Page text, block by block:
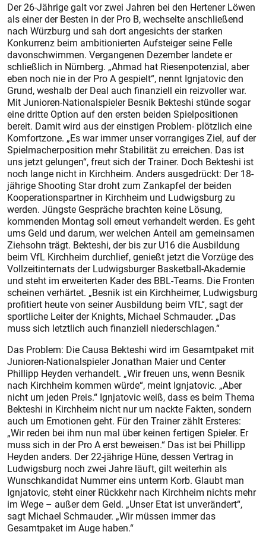
Der 26-Jährige galt vor zwei Jahren bei den Hertener Löwen
als einer der Besten in der Pro B, wechselte anschließend
nach Würzburg und sah dort angesichts der starken
Konkurrenz beim ambitionierten Aufsteiger seine Felle
davonschwimmen. Vergangenen Dezember landete er
schließlich in Nürnberg. „Ahmad hat Riesenpotenzial, aber
eben noch nie in der Pro A gespielt“, nennt Ignjatovic den
Grund, weshalb der Deal auch finanziell ein reizvoller war.
Mit Junioren-Nationalspieler Besnik Bekteshi stünde sogar
eine dritte Option auf den ers­ten beiden Spielpositionen
bereit. Damit wird aus der einstigen Problem- plötzlich eine
Komfortzone. „Es war immer unser vorrangiges Ziel, auf der
Spielmacherposition mehr Stabilität zu erreichen. Das ist
uns jetzt gelungen“, freut sich der Trainer. Doch Bekteshi ist
noch lange nicht in Kirchheim. Anders ausgedrückt: Der 18-
jährige Shooting Star droht zum Zankapfel der beiden
Kooperationspartner in Kirchheim und Ludwigsburg zu
werden. Jüngste Gespräche brachten keine Lösung,
kommenden Montag soll erneut verhandelt werden. Es geht
ums Geld und darum, wer welchen Anteil am gemeinsamen
Ziehsohn trägt. Bekteshi, der bis zur U16 die Ausbildung
beim VfL Kirchheim durchlief, genießt jetzt die Vorzüge des
Vollzeit­internats der Ludwigsburger Basketball-Akademie
und steht im erweiterten Kader des BBL-Teams. Die Fronten
scheinen verhärtet. „Besnik ist ein Kirchheimer, Ludwigsburg
profitiert heute von seiner Ausbildung beim VfL“, sagt der
sportliche Leiter der Knights, Michael Schmauder. „Das
muss sich letztlich auch finanziell niederschlagen.“
Das Problem: Die Causa Bekteshi wird im Gesamtpaket mit
Junioren-Nationalspieler Jonathan Maier und Center
Phillipp Heyden verhandelt. „Wir freuen uns, wenn Besnik
nach Kirchheim kommen würde“, meint Ignjatovic. „Aber
nicht um jeden Preis.“ Ignjatovic weiß, dass es beim Thema
Bekteshi in Kirchheim nicht nur um nackte Fakten, sondern
auch um Emotionen geht. Für den Trainer zählt Ersteres:
„Wir reden bei ihm nun mal über keinen fertigen Spieler. Er
muss sich in der Pro A erst beweisen.“ Das ist bei Phillipp
Heyden anders. Der 22-jährige Hüne, dessen Vertrag in
Ludwigsburg noch zwei Jahre läuft, gilt weiterhin als
Wunschkandidat Nummer eins unterm Korb. Glaubt man
Ignjatovic, steht einer Rückkehr nach Kirchheim nichts mehr
im Wege – außer dem Geld. „Unser Etat ist unverändert“,
sagt Michael Schmauder. „Wir müssen immer das
Gesamtpaket im Auge haben.“